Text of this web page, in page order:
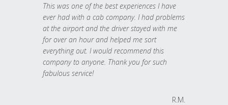
This was one of the best experiences I have
ever had with a cab company. I had problems
at the airport and the driver stayed with me
for over an hour and helped me sort
everything out. I would recommend this
company to anyone. Thank you for such
fabulous service!
R.M.